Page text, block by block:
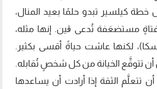
خطة كيلسير تبدو حلمًا بعيد المنال،
مستضعَفة تُدعى ڨين. إنها مثله،
لكنها عاشت حياةً أقسى بكثير.
تتوقَّع الخيانة من كل شخصٍ تُقابله.
تتعلَّم الثقة إذا أرادت أن يساعدها